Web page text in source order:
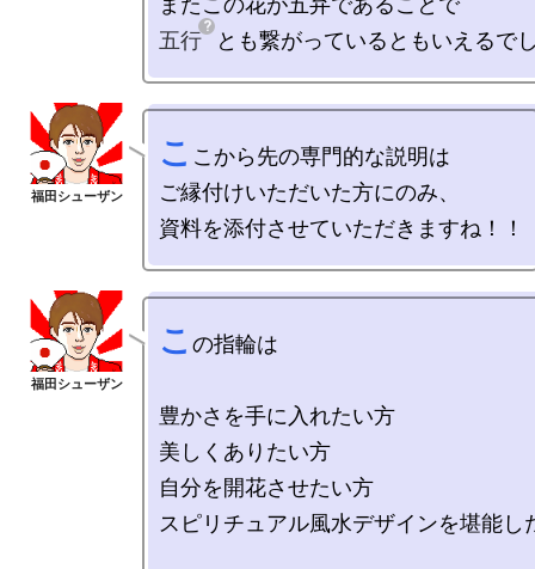
五行
こ こから先の専門的な説明は
ご縁付けいただいた方にのみ、
こ の指輪は
豊かさを手に入れたい方
美しくありたい方
自分を開花させたい方
スピリチュアル風水デザインを堪能し